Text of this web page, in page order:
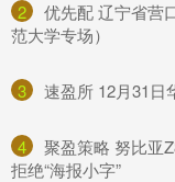
2
优先配 辽宁省营
范大学专场）
3 速盈所 12月31日
4
聚盈策略 努比亚
拒绝“海报小字”